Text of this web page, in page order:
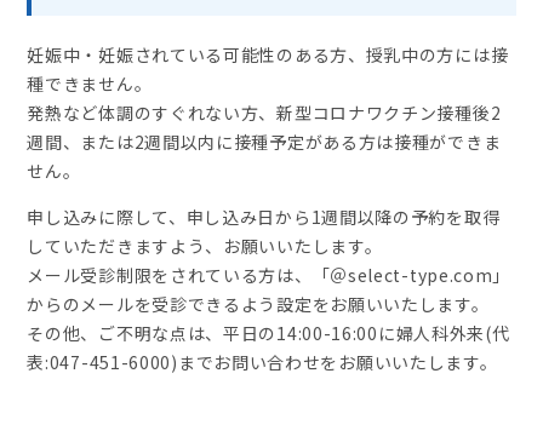
妊娠中・妊娠されている可能性のある方、授乳中の方には接
種できません。
発熱など体調のすぐれない方、新型コロナワクチン接種後2
週間、または2週間以内に接種予定がある方は接種ができま
せん。
申し込みに際して、申し込み日から1週間以降の予約を取得
していただきますよう、お願いいたします。
メール受診制限をされている方は、「＠select-type.com」
からのメールを受診できるよう設定をお願いいたします。
その他、ご不明な点は、平日の14:00-16:00に婦人科外来(代
表:047-451-6000)までお問い合わせをお願いいたします。